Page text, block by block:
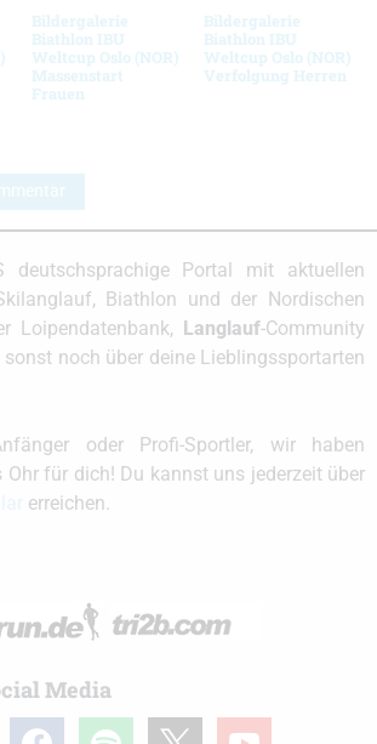
Bildergalerie
Biathlon IBU
Weltcup Oslo (NOR)
Massenstart
Frauen
Bildergalerie
Biathlon IBU
Weltcup Oslo (NOR)
Verfolgung Herren
deutschsprachige Portal mit aktuellen
Biathlon und der Nordischen
Loipendatenbank,
Langlauf-Community
noch über deine Lieblingssportarten
oder Profi-Sportler, wir haben
für dich! Du kannst uns jederzeit über
erreichen.
Media
facebook spotify youtube